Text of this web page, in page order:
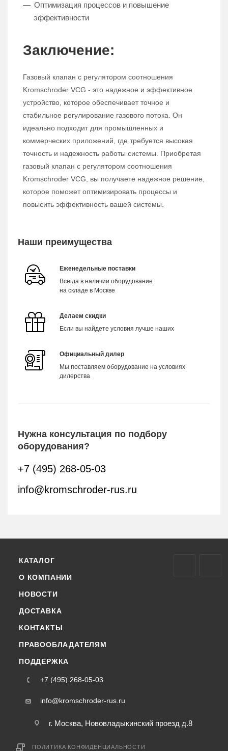
Оптимизация процессов и повышение
эффективности
Заключение:
Газовый клапан с регулятором соотношения
Kromschroder VCG - это надежное и эффективное
устройство, которое обеспечивает точное и
стабильное регулирование газового потока. Он
идеально подходит для промышленных и
коммерческих приложений, где требуется высокая
точность и надежность работы системы. Приобретая
газовый клапан с регулятором соотношения
Kromschroder VCG, вы получаете надежное решение,
которое поможет оптимизировать процессы и
повысить эффективность вашей системы.
Наши преимущества
Еженедельные поставки
Всегда в наличии оборудование
на складе в Москве
Делаем скидки
Если вы найдете условия лучше наших
Официальный дилер
Мы поставляем оборудование на условиях
дилерства
Нужна консультация по подбору
оборудования?
+7 (495) 268-05-03
info@kromschroder-rus.ru
КАТАЛОГ
О КОМПАНИИ
НОВОСТИ
ДОСТАВКА
КОНТАКТЫ
ПРАВООБЛАДАТЕЛЯМ
ПОДДЕРЖКА
+7 (495) 268-05-03
info@kromschroder-rus.ru
г. Москва, Нововладыкинский проезд д.8
ПОЛИТИКА КОНФИДЕНЦИАЛЬНОСТИ